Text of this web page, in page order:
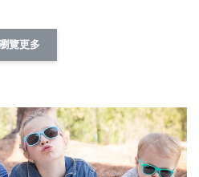
覽更多